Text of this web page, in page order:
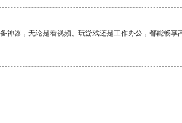
神器，无论是看视频、玩游戏还是工作办公，都能畅